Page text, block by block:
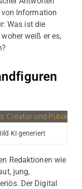
Information
Was ist die
weiß er es,
KI generiert
Redaktionen wie
jung,
Der Digital